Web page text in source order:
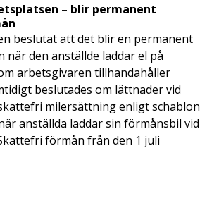
– blir permanent
beslutat att det blir en permanent
den anställde laddar el på
arbetsgivaren tillhandahåller
beslutades om lättnader vid
milersättning enligt schablon
anställda laddar sin förmånsbil vid
förmån från den 1 juli